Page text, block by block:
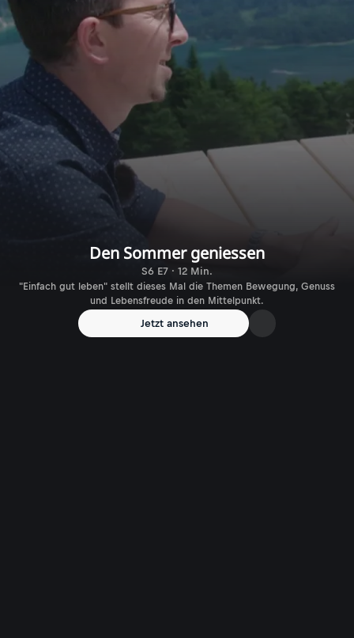
Den Sommer geniessen
S6 E7 · 12 Min.
"Einfach gut leben" stellt dieses Mal die Themen Bewegung, Genuss
und Lebensfreude in den Mittelpunkt.
Jetzt ansehen